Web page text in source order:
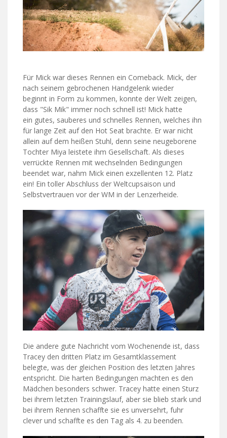
Für Mick war dieses Rennen ein Comeback. Mick, der
nach seinem gebrochenen Handgelenk wieder
beginnt in Form zu kommen, konnte der Welt zeigen,
dass "Sik Mik" immer noch schnell ist! Mick hatte
ein gutes, sauberes und schnelles Rennen, welches ihn
für lange Zeit auf den Hot Seat brachte. Er war nicht
allein auf dem heißen Stuhl, denn seine neugeborene
Tochter Miya leistete ihm Gesellschaft. Als dieses
verrückte Rennen mit wechselnden Bedingungen
beendet war, nahm Mick einen exzellenten 12. Platz
ein! Ein toller Abschluss der Weltcupsaison und
Selbstvertrauen vor der WM in der Lenzerheide.
Die andere gute Nachricht vom Wochenende ist, dass
Tracey den dritten Platz im Gesamtklassement
belegte, was der gleichen Position des letzten Jahres
entspricht. Die harten Bedingungen machten es den
Mädchen besonders schwer. Tracey hatte einen Sturz
bei ihrem letzten Trainingslauf, aber sie blieb stark und
bei ihrem Rennen schaffte sie es unversehrt, fuhr
clever und schaffte es den Tag als 4. zu beenden.